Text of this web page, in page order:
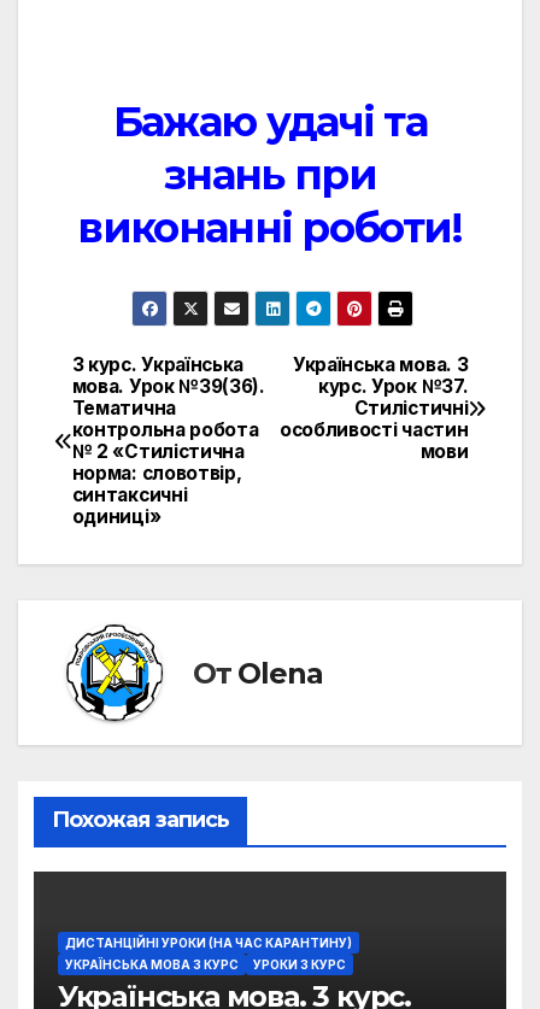
Бажаю удачі та
знань при
виконанні роботи!
Навигация
по
записям
Українська мова. 3
курс. Урок №37.
Стилістичні
особливості частин
мови
3 курс. Українська
мова. Урок №39(36).
Тематична
контрольна робота
№ 2 «Стилістична
норма: словотвір,
синтаксичні
одиниці»
От Olena
Похожая запись
ДИСТАНЦІЙНІ УРОКИ (НА ЧАС КАРАНТИНУ)
УКРАЇНСЬКА МОВА 3 КУРС
УРОКИ 3 КУРС
Українська мова. 3 курс.